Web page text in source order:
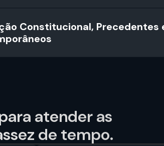
Constitucional, Precedentes
atender as
de tempo.